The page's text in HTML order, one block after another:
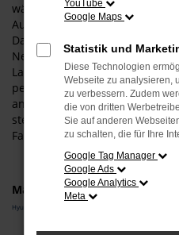
wählen Sie wie aus einer
Ausstattung, die zu Ihnen und
Darüber hinaus haben Sie bei
Neuwagen auch die
Lackfarbe individuell
persönliches Modell steigen
an der Isar durchstarten,
stellen sicher, dass Ihre Wahl
Fahrprofil passt.
Marken
Hyundai
YouTube
Google Maps
Statistik und
Diese Technologien
Webseite zu analysieren,
zu verbessern. Zudem
die von dritten
Sie auf anderen
zu schalten, die für Ihre
Google Tag Manager
Google Ads
Google Analytics
Meta